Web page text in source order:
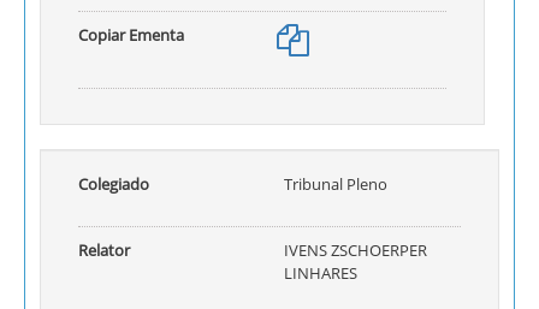
Copiar Ementa
Colegiado Tribunal Pleno
Relator
IVENS ZSCHOERPER
LINHARES